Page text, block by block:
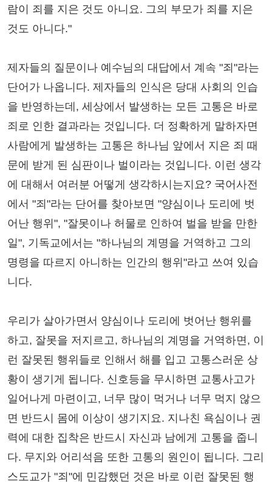
람이 죄를 지은 것도 아니요. 그의 부모가 죄를 지은
것도 아니다."
제자들의 질문이나 예수님의 대답에서 계속 "죄"라는
단어가 나옵니다. 제자들의 인식은 당대 사회의 인습
을 반영하는데, 세상에서 발생하는 모든 고통은 바로
죄로 인한 결과라는 것입니다. 더 정확하게 말하자면
사람에게 발생하는 고통은 하나님 앞에서 지은 죄 때
문에 받게 된 심판이나 벌이라는 것입니다. 이런 생각
에 대해서 여러분 어떻게 생각하시는지요? 국어사전
에서 "죄"라는 단어를 찾아보면 "양심이나 도리에 벗
어난 행위", "잘못이나 허물로 인하여 벌을 받을 만한
일", 기독교에서는 "하나님의 계명을 거역하고 그의
명령을 따르지 아니하는 인간의 행위"라고 쓰여 있습
니다.
우리가 살아가면서 양심이나 도리에 벗어난 행위를
하고, 잘못을 저지르고, 하나님의 계명을 거역하면, 이
런 잘못된 행위들로 인해서 해를 입고 고통스러운 상
황이 생기게 됩니다. 신호등을 무시하면 교통사고가
일어나게 마련이고, 너무 많이 먹거나 너무 먹지 않으
면 반드시 몸에 이상이 생기지요. 지나친 욕심이나 권
력에 대한 집착은 반드시 자신과 남에게 고통을 줍니
다. 무지와 어리석음 또한 고통의 원인이 됩니다. 그리
스도교가 "죄"에 민감했던 것은 바로 이런 잘못된 행